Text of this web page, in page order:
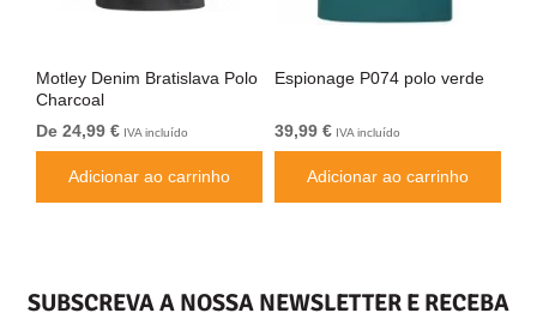
Motley Denim Bratislava Polo
Charcoal
De 24,99 € IVA incluído
Adicionar ao carrinho
Espionage P074 polo verde
39,99 € IVA incluído
Adicionar ao carrinho
SUBSCREVA A NOSSA NEWSLETTER E RECEBA